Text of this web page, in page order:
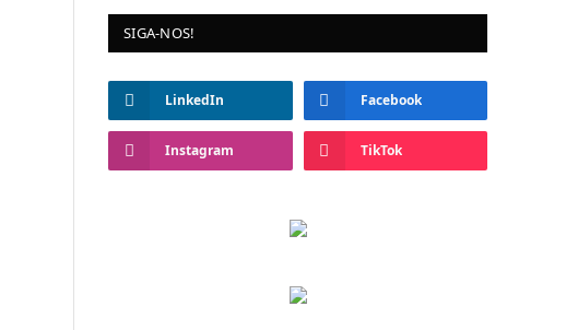
SIGA-NOS!
LinkedIn Facebook
Instagram TikTok